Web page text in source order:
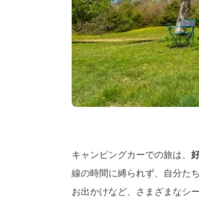
キャンピングカーでの旅は、
線の時間に縛られず、自分た
お出かけなど、さまざまなシ